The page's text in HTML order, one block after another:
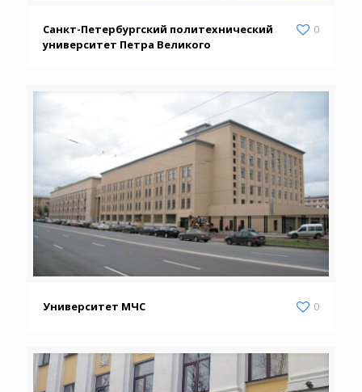
Санкт-Петербургский политехнический
университет Петра Великого
0
Университет МЧС 0